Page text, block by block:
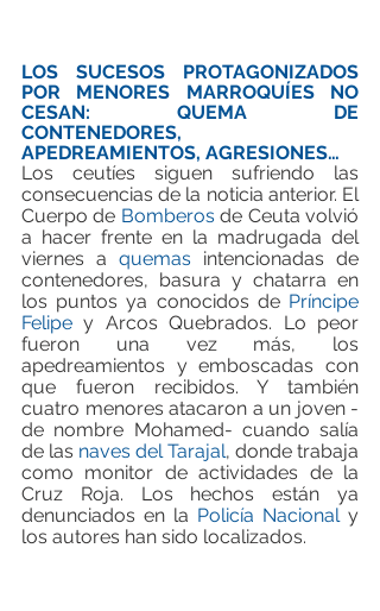
LOS SUCESOS PROTAGONIZADOS
POR MENORES MARROQUÍES NO
CESAN: QUEMA DE
CONTENEDORES,
APEDREAMIENTOS, AGRESIONES…
Los ceutíes siguen sufriendo las
consecuencias de la noticia anterior. El
Cuerpo de Bomberos de Ceuta volvió
a hacer frente en la madrugada del
viernes a quemas intencionadas de
contenedores, basura y chatarra en
los puntos ya conocidos de Príncipe
Felipe y Arcos Quebrados. Lo peor
fueron una vez más, los
apedreamientos y emboscadas con
que fueron recibidos. Y también
cuatro menores atacaron a un joven -
de nombre Mohamed- cuando salía
de las naves del Tarajal, donde trabaja
como monitor de actividades de la
Cruz Roja. Los hechos están ya
denunciados en la Policía Nacional y
los autores han sido localizados.